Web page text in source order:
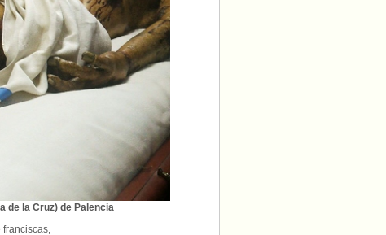
de la Cruz) de Palencia
franciscas,